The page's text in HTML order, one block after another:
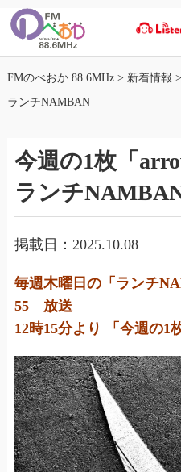
FMのべおか 88.6MHz> 新着情報 >
ランチNAMBAN
今週の1枚「
ランチ
掲載日：2025.10.08
毎週木曜日の「ランチ
55 放送
12時15分より 「今週の1